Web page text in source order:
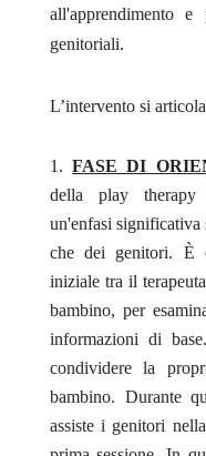
all'apprendimento e
genitoriali.
L’intervento si
FASE DI
della play therapy
un'enfasi significativa
che dei genitori. È
iniziale tra il
bambino, per
informazioni di
condividere la
bambino. Durante
assiste i genitori